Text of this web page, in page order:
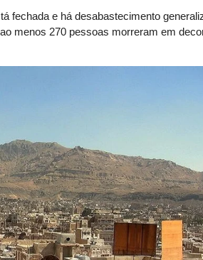
fechada e há desabastecimento
menos 270 pessoas morreram em